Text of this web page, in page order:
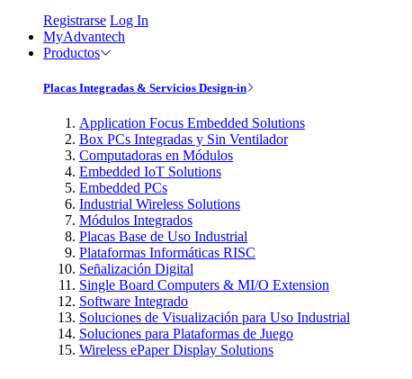
Registrarse Log In
MyAdvantech
Productos
Placas Integradas & Servicios Design-in
Application Focus Embedded Solutions
Box PCs Integradas y Sin Ventilador
Computadoras en Módulos
Embedded IoT Solutions
Embedded PCs
Industrial Wireless Solutions
Módulos Integrados
Placas Base de Uso Industrial
Plataformas Informáticas RISC
Señalización Digital
Single Board Computers & MI/O Extension
Software Integrado
Soluciones de Visualización para Uso Industrial
Soluciones para Plataformas de Juego
Wireless ePaper Display Solutions